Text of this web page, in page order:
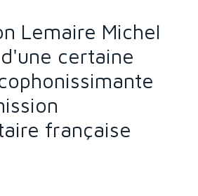
Lemaire Michel
certaine
française